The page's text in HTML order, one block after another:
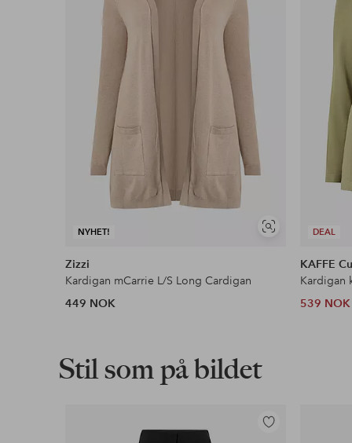
Les mer
NYHET!
Vis
Zizzi
Kardigan mCarrie L/S Long Cardigan
449 NOK
DEAL
KAFFE
Kardigan
539 NOK
Stil som på bildet
Legg